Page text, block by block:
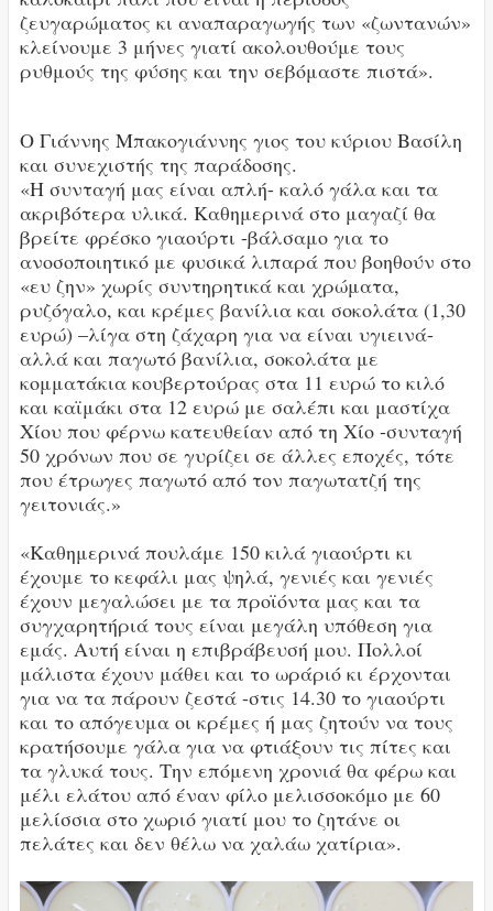
ζευγαρώματος κι αναπαραγωγής των «ζωντανών»
κλείνουμε 3 μήνες γιατί ακολουθούμε τους
ρυθμούς της φύσης και την σεβόμαστε πιστά».
Ο Γιάννης Μπακογιάννης γιος του κύριου Βασίλη
και συνεχιστής της παράδοσης.
«Η συνταγή μας είναι απλή- καλό γάλα και τα
ακριβότερα υλικά. Καθημερινά στο μαγαζί θα
βρείτε φρέσκο γιαούρτι -βάλσαμο για το
ανοσοποιητικό με φυσικά λιπαρά που βοηθούν στο
«ευ ζην» χωρίς συντηρητικά και χρώματα,
ρυζόγαλο, και κρέμες βανίλια και σοκολάτα (1,30
ευρώ) –λίγα στη ζάχαρη για να είναι υγιεινά-
αλλά και παγωτό βανίλια, σοκολάτα με
κομματάκια κουβερτούρας στα 11 ευρώ το κιλό
και καϊμάκι στα 12 ευρώ με σαλέπι και μαστίχα
Χίου που φέρνω κατευθείαν από τη Χίο -συνταγή
50 χρόνων που σε γυρίζει σε άλλες εποχές, τότε
που έτρωγες παγωτό από τον παγωτατζή της
γειτονιάς.»
«Καθημερινά πουλάμε 150 κιλά γιαούρτι κι
έχουμε το κεφάλι μας ψηλά, γενιές και γενιές
έχουν μεγαλώσει με τα προϊόντα μας και τα
συγχαρητήριά τους είναι μεγάλη υπόθεση για
εμάς. Αυτή είναι η επιβράβευσή μου. Πολλοί
μάλιστα έχουν μάθει και το ωράριό κι έρχονται
για να τα πάρουν ζεστά -στις 14.30 το γιαούρτι
και το απόγευμα οι κρέμες ή μας ζητούν να τους
κρατήσουμε γάλα για να φτιάξουν τις πίτες και
τα γλυκά τους. Την επόμενη χρονιά θα φέρω και
μέλι ελάτου από έναν φίλο μελισσοκόμο με 60
μελίσσια στο χωριό γιατί μου το ζητάνε οι
πελάτες και δεν θέλω να χαλάω χατίρια».